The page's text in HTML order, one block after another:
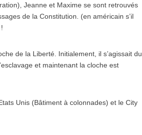
Jeanne et Maxime se sont retrouvés
de la Constitution. (en américain s’il
de la Liberté. Initialement, il s’agissait du
et maintenant la cloche est
Unis (Bâtiment à colonnades) et le City